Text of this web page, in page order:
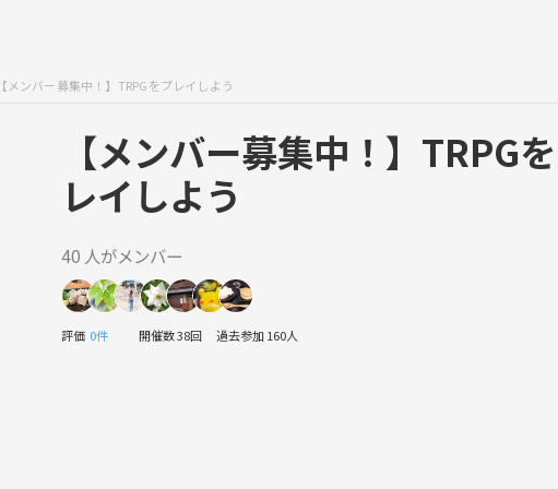
【メンバー募集中！】TRPGをプレイしよう
【メンバー募集中！】TRPG
レイしよう
40 人がメンバー
評価 0件 開催数 38回 過去参加 160人